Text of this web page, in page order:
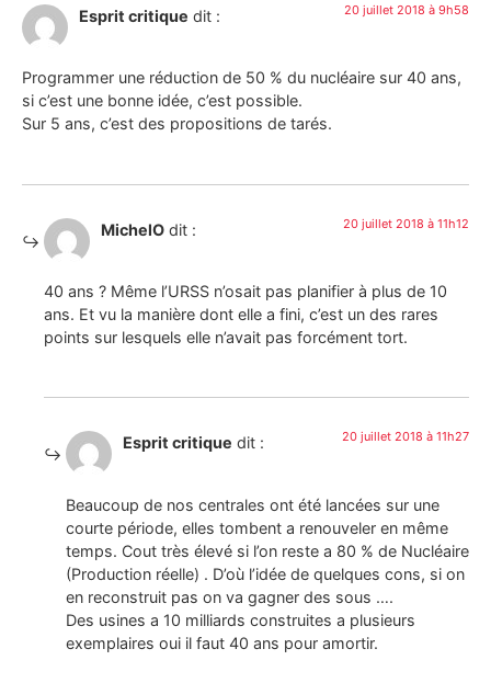
Esprit critique dit : 20 juillet 2018 à 9h58
Programmer une réduction de 50 % du nucléaire sur 40 ans,
si c’est une bonne idée, c’est possible.
Sur 5 ans, c’est des propositions de tarés.
MichelO dit : 20 juillet 2018 à 11h12
40 ans ? Même l’URSS n’osait pas planifier à plus de 10
ans. Et vu la manière dont elle a fini, c’est un des rares
points sur lesquels elle n’avait pas forcément tort.
Esprit critique dit : 20 juillet 2018 à 11h27
Beaucoup de nos centrales ont été lancées sur une
courte période, elles tombent a renouveler en même
temps. Cout très élevé si l’on reste a 80 % de Nucléaire
(Production réelle) . D’où l’idée de quelques cons, si on
en reconstruit pas on va gagner des sous ….
Des usines a 10 milliards construites a plusieurs
exemplaires oui il faut 40 ans pour amortir.